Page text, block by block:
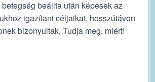
beállta után képesek az
igazítani céljaikat, hosszútávon
bizonyultak. Tudja meg, miért!